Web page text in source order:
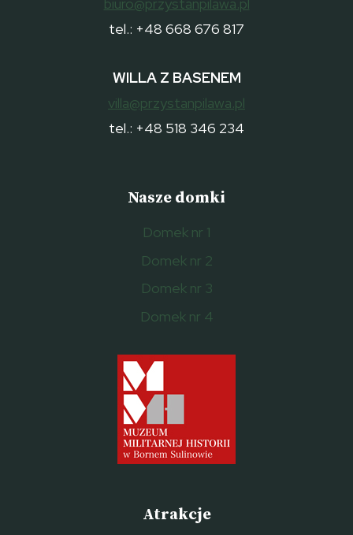
biuro@przystanpilawa.pl
tel.: +48 668 676 817
WILLA Z BASENEM
villa@przystanpilawa.pl
tel.: +48 518 346 234
Nasze domki
Domek nr 1
Domek nr 2
Domek nr 3
Domek nr 4
Atrakcje